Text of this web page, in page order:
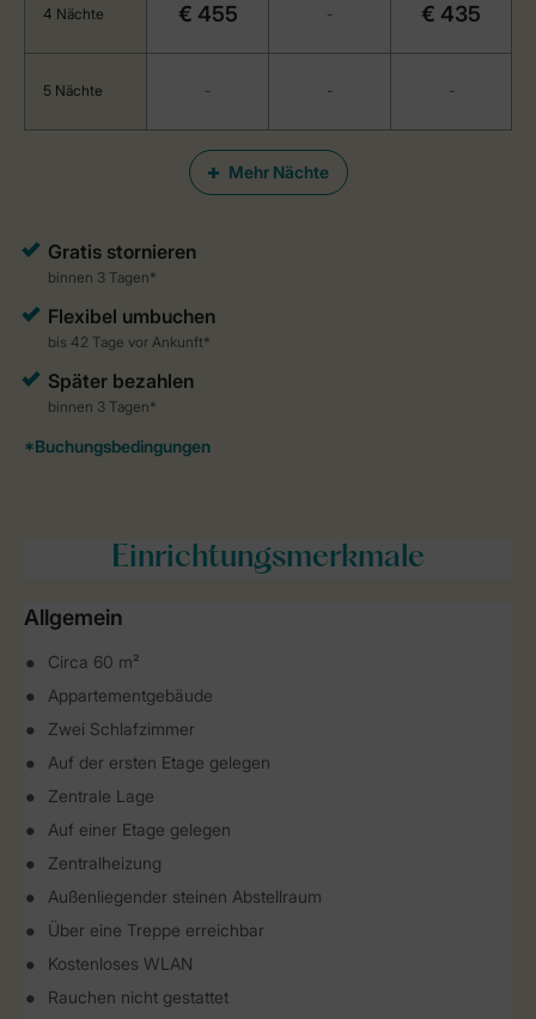
Mehr Nächte
4 Nächte € 455 - € 435
5 Nächte - - -
Einrichtungsmerkmale
Allgemein
Circa 60 m²
Appartementgebäude
Zwei Schlafzimmer
Auf der ersten Etage gelegen
Zentrale Lage
Auf einer Etage gelegen
Zentralheizung
Außenliegender steinen Abstellraum
Über eine Treppe erreichbar
Kostenloses WLAN
Rauchen nicht gestattet